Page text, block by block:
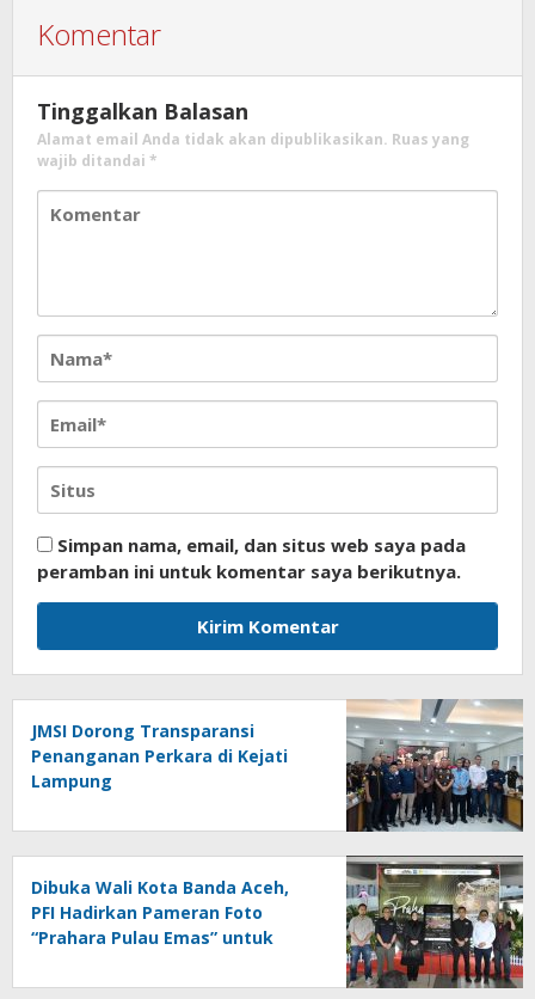
Komentar
Tinggalkan Balasan
Alamat email Anda tidak akan dipublikasikan. Ruas yang
wajib ditandai *
Simpan nama, email, dan situs web saya pada
peramban ini untuk komentar saya berikutnya.
JMSI Dorong Transparansi
Penanganan Perkara di Kejati
Lampung
Dibuka Wali Kota Banda Aceh,
PFI Hadirkan Pameran Foto
“Prahara Pulau Emas” untuk